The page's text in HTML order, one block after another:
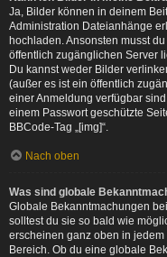
Ja, Bilder können in deinem
Administration Dateianhänge
hochladen. Ansonsten musst
öffentlich zugänglichen Server
Du kannst weder Bilder
(außer es ist ein öffentlich
einer Anmeldung verfügbar
einem Passwort geschützte
BBCode-Tag „[img]“.
Nach oben
Was sind globale
Globale Bekanntmachungen
solltest du sie so bald wie
erscheinen ganz oben in
Bereich. Ob du eine globale